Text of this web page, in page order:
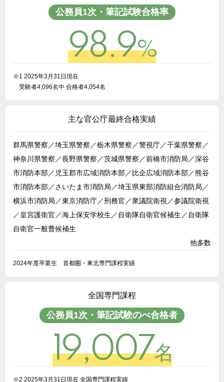
公務員1次・筆記試験合格率
98.9%
※1 2025年3月31日現在
受験者4,096名中 合格者4,054名
主な官公庁最終合格実績
群馬県警察／埼玉県警察／栃木県警察／警視庁／千葉県警察／
神奈川県警察／長野県警察／茨城県警察／前橋市消防局／深谷
市消防本部／児玉郡市広域消防本部／比企広域消防本部／熊谷
市消防本部／さいたま市消防局／埼玉県東部消防組合消防局／
横浜市消防局／東京消防庁／刑務官／衆議院衛視／参議院衛視
／皇宮護衛官／海上保安学校生／自衛隊自衛官候補生／自衛隊
自衛官一般曹候補生
他多数
2024年度卒業生 首都圏・東北専門課程実績
全国専門課程
公務員1次・筆記試験のべ合格者
19,007名
※2 2025年3月31日現在 全国専門課程実績